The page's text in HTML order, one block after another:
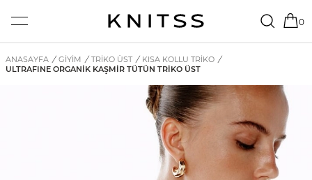
0
ANASAYFA / GİYİM / TRIKO ÜST / KISA KOLLU TRIKO /
ULTRAFINE ORGANIK KAŞMIR TÜTÜN TRIKO ÜST